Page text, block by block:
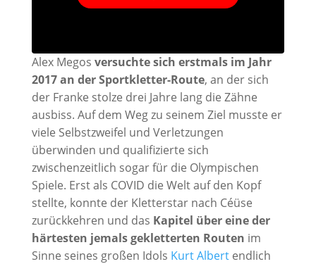
Alex Megos versuchte sich erstmals im Jahr
2017 an der Sportkletter-Route, an der sich
der Franke stolze drei Jahre lang die Zähne
ausbiss. Auf dem Weg zu seinem Ziel musste er
viele Selbstzweifel und Verletzungen
überwinden und qualifizierte sich
zwischenzeitlich sogar für die Olympischen
Spiele. Erst als COVID die Welt auf den Kopf
stellte, konnte der Kletterstar nach Céüse
zurückkehren und das Kapitel über eine der
härtesten jemals gekletterten Routen im
Sinne seines großen Idols Kurt Albertendlich